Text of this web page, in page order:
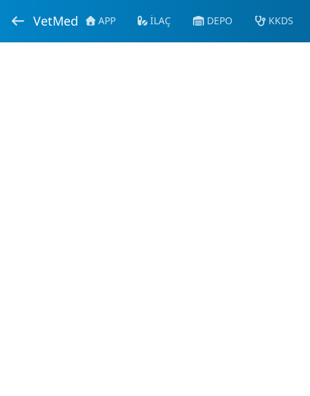
VetMed APP İLAÇ DEPO KKDS